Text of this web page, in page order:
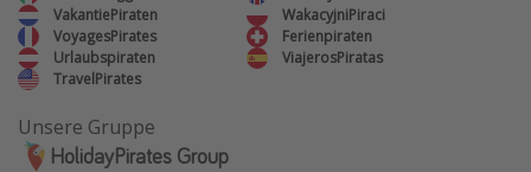
VakantiePiraten
WakacyjniPiraci
VoyagesPirates
Ferienpiraten
Urlaubspiraten
ViajerosPiratas
TravelPirates
Unsere Gruppe
HolidayPirates Group